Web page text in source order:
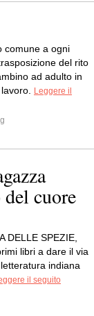
comune a ogni
del rito
ad adulto in
Leggere il
cuore
DELLE SPEZIE,
libri a dare il via
indiana
il seguito